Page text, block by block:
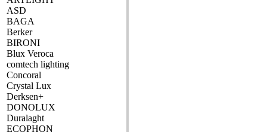
ASD
BAGA
Berker
BIRONI
Blux Veroca
comtech lighting
Concoral
Crystal Lux
Derksen+
DONOLUX
Duralaght
ECOPHON